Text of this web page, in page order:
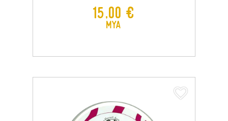
Prix
15,00 €
MYA
favorite_border